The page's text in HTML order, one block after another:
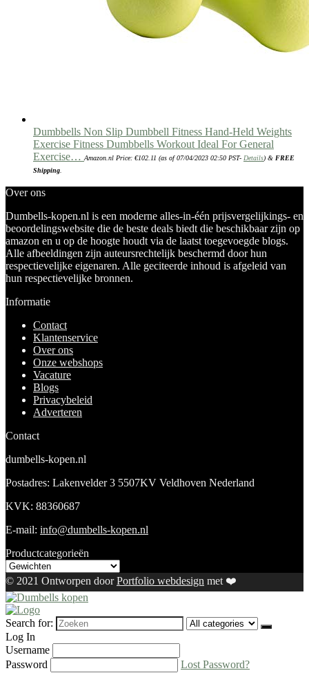
Dumbbells Non Slip Dumbbell Fitness Hand-Held Weights
Exercise Fitness Dumbbells Workout Ideal For General
Exercise… Amazon.nl Price: €102.11 (as of 07/04/2023 02:50 PST- Details) & FREE
Shipping
Over ons
Dumbells-kopen.nl is een moderne alles-in-één prijsvergelijkings- en
beoordelingswebsite die de beste deals biedt die beschikbaar zijn op
amazon en u op de hoogte houdt via de laatst toegevoegde blogs.
Alle afbeeldingen zijn auteursrechtelijk beschermd door hun
respectievelijke eigenaren. Alle geciteerde inhoud is afgeleid van
hun respectievelijke bronnen.
Informatie
Contact
Klantenservice
Over ons
Onze webshops
Vacature
Blogs
Privacybeleid
Adverteren
Contact
dumbells-kopen.nl
Postadres: Lakenvelder 3 5507KV Veldhoven Nederland
KVK: 88360687
E-mail: info@dumbells-kopen.nl
Productcategorieën
© 2021 Ontworpen doorPortfolio webdesign met ❤️
Search for:
Log In
Username
Password
Lost Password?